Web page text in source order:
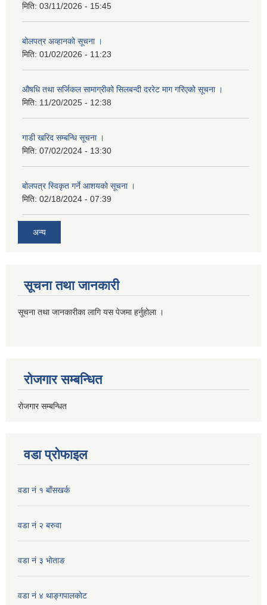
मिति: 03/11/2026 - 15:45
बोलपत्र अव्हानको सूचना ।
मिति: 01/02/2026 - 11:23
औषधि तथा सर्जिकल सामाग्रीको सिलबन्दी दररेट माग गरिएको सूचना ।
मिति: 11/20/2025 - 12:38
गाडी खरिद सम्बन्धि सूचना ।
मिति: 07/02/2024 - 13:30
बोलपत्र स्विकृत गर्ने आशयको सूचना ।
मिति: 02/18/2024 - 07:39
अन्य
सूचना तथा जानकारी
सूचना तथा जानकारीका लागि यस पेजमा हर्नुहोला ।
रोजगार सम्बन्धित
रोजगार सम्बन्धित
वडा प्रोफाइल
वडा नं १ बाँसखर्क
वडा नं २ बरुवा
वडा नं ३ भाेताङ
वडा नं ४ थाङ्गपालकाेट